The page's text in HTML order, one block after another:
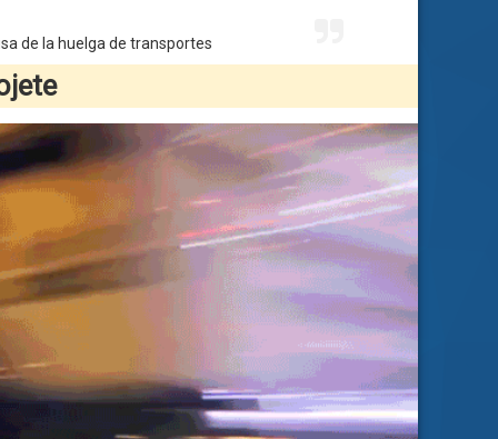
de la huelga de transportes